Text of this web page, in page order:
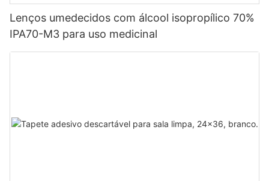
Lenços umedecidos com álcool isopropílico 70%
IPA70-M3 para uso medicinal